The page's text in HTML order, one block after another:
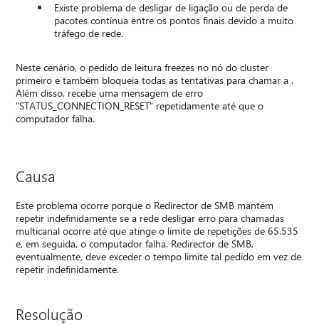
Existe problema de desligar de ligação ou de perda de
pacotes contínua entre os pontos finais devido a muito
tráfego de rede.
Neste cenário, o pedido de leitura freezes no nó do cluster
primeiro e também bloqueia todas as tentativas para chamar a .
Além disso, recebe uma mensagem de erro
"STATUS_CONNECTION_RESET" repetidamente até que o
computador falha.
Causa
Este problema ocorre porque o Redirector de SMB mantém
repetir indefinidamente se a rede desligar erro para chamadas
multicanal ocorre até que atinge o limite de repetições de 65.535
e, em seguida, o computador falha. Redirector de SMB,
eventualmente, deve exceder o tempo limite tal pedido em vez de
repetir indefinidamente.
Resolução